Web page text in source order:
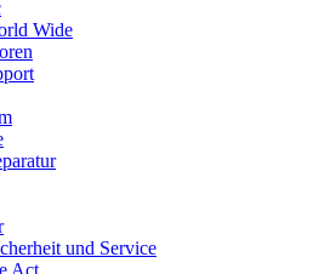
Wide
und Service
Act